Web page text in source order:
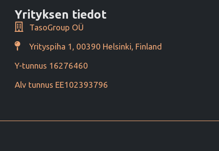
Yrityksen tiedot
TasoGroup OÜ
Yrityspiha 1, 00390 Helsinki, Finland
Y-tunnus 16276460
Alv tunnus EE102393796